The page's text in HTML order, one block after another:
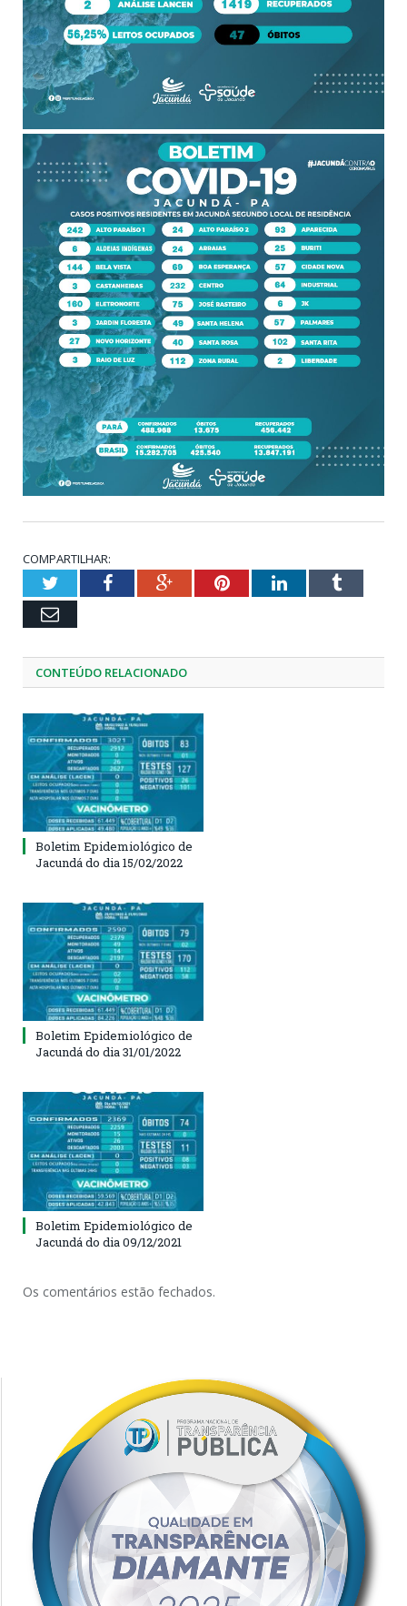
COMPARTILHAR:
TwitterFacebookGoogle+PinterestLinkedInTumblr
Email
CONTEÚDO RELACIONADO
Boletim Epidemiológico de
Jacundá do dia 15/02/2022
Boletim Epidemiológico de
Jacundá do dia 31/01/2022
Boletim Epidemiológico de
Jacundá do dia 09/12/2021
Os comentários estão fechados.